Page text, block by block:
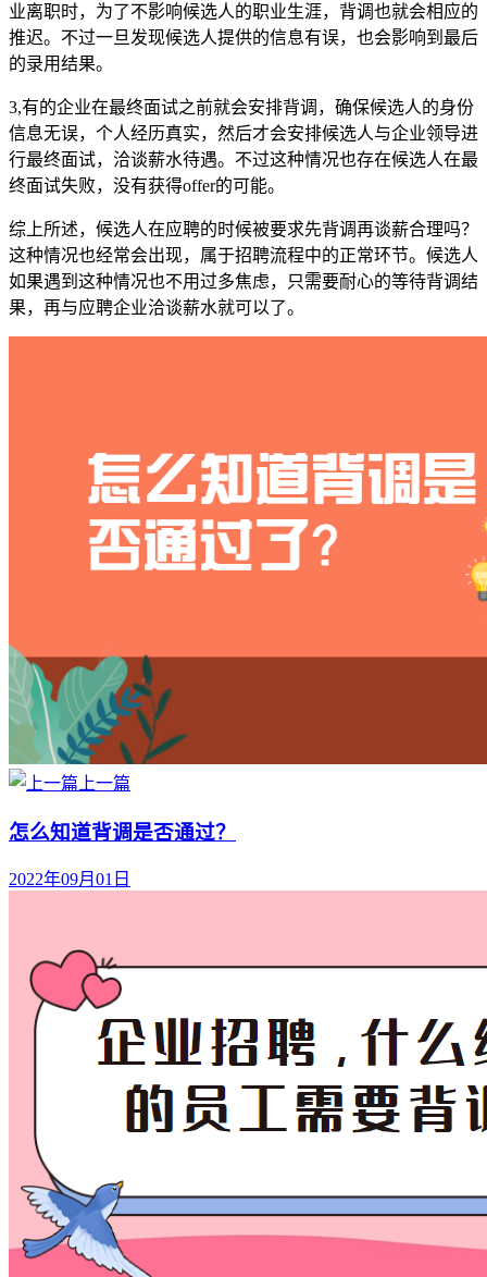
业离职时，为了不影响候选人的职业生涯，背调也就会相应的
推迟。不过一旦发现候选人提供的信息有误，也会影响到最后
的录用结果。
3,有的企业在最终面试之前就会安排背调，确保候选人的身份
信息无误，个人经历真实，然后才会安排候选人与企业领导进
行最终面试，洽谈薪水待遇。不过这种情况也存在候选人在最
终面试失败，没有获得offer的可能。
综上所述，候选人在应聘的时候被要求先背调再谈薪合理吗？
这种情况也经常会出现，属于招聘流程中的正常环节。候选人
如果遇到这种情况也不用过多焦虑，只需要耐心的等待背调结
果，再与应聘企业洽谈薪水就可以了。
上一篇
怎么知道背调是否通过？
2022年09月01日